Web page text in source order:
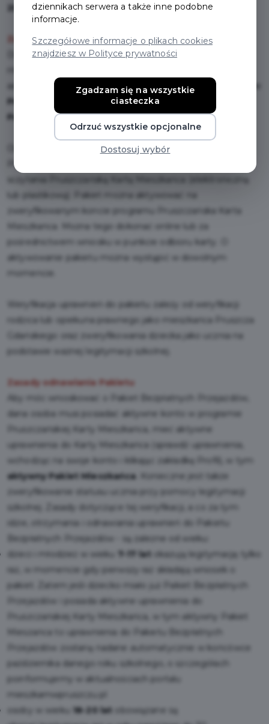
20. roku życia, mieszkający w Pruszczu Gdańskim.
Zasady przyznawania Pakietu
Do bezpłatnych przejazdów uprawnieni są: dzieci i
adresem zamieszkania w Pruszczu Gdańskim na podstawie
Pruszczańskiej Karty Mieszkańca z aktywnym
Pakietem Bezpłatnych Przejazdów.
Osoby, które posiadają aktywny Pakiet Bezpłatnych
Przejazdów, w razie kontroli powinny przedstawić do
zweryfikowanym koncie programu Pruszczańska Karta
Mieszkańca. Można tego dokonać online lub za
pośrednictwem wniosku w punkcie odbioru karty. O
aktywowanie pakietu można wystąpić w dowolnym
momencie.
Weryfikacja uprawnień do pakietu zależy od weryfikacji
rodzica lub opiekuna prawnego jako mieszkańca Pruszcza
Gdańskiego oraz zweryfikowania dziecka jako ucznia na
podstawie ważnej legitymacji szkolnej.
Zasady odnawiania Pakietu
Aby móc wnioskować o Pakiet Bezpłatnych Przejazdów,
dana osoba musi posiadać aktywne konto w programie
Pruszczańskiej Karty Mieszkańca, mieć aktywne
uprawnienia do Karty Mieszkańca (sprawdź uprawnienia,
wchodząc na swoje konto i klikając zakładkę Profil), w tym
aktywny Pakiet Mieszkańca. Konieczne jest także
zweryfikowanie statusu ucznia przy pomocy legitymacji
szkolnej. Zasady dotyczące tej weryfikacji, a co za tym
idzie, otrzymania i odnawiania uprawnień do Pakietu
Bezpłatnych Przejazdów - są zależne od wieku:
dzieci i młodzież w wieku
7-17 lat
okazują legitymację tylko
raz, w momencie gdy pierwszy raz składają wniosek o
pakiet. Zatem jeśli dziecko miało już Pakiet Bezpłatnych
Przejazdów i posiada aktywne uprawnienia do
Pruszczańskiej Karty Mieszkańca, w tym aktywny Pakiet
Mieszańca to uprawnienia do Pakietu Bezpłatnych
Przejazdów zostaną nadane automatycznie w końcówce
października danego roku szkolnego, o szczegółach
poinformujemy w aktualnościach portalu
mieszkamwpruszczu.pl
osoby w wieku
18-20 lat
obowiązane są
dziennikach serwera a także inne podobne
informacje.
Szczegółowe informacje o plikach cookies
znajdziesz w Polityce prywatności
Zgadzam się na wszystkie
ciasteczka
Odrzuć wszystkie opcjonalne
Dostosuj wybór